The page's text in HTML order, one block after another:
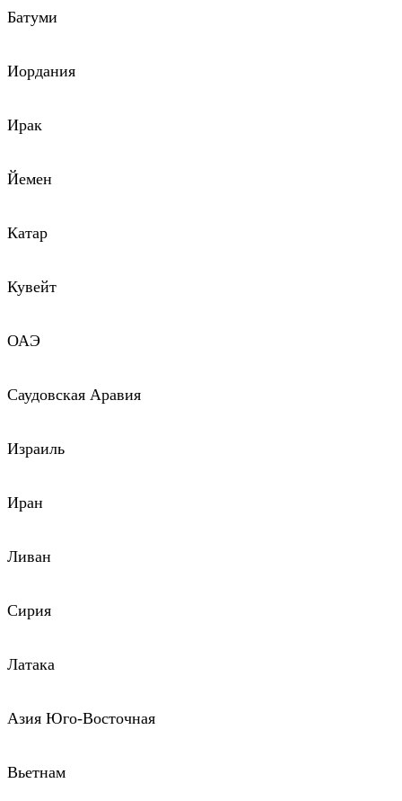
Батуми
Иордания
Ирак
Йемен
Катар
Кувейт
ОАЭ
Саудовская Аравия
Израиль
Иран
Ливан
Сирия
Латака
Азия Юго-Восточная
Вьетнам